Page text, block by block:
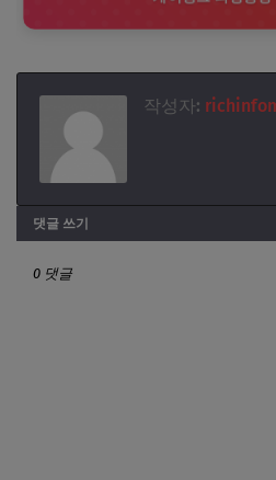
작성자:
댓글 쓰기
0 댓글